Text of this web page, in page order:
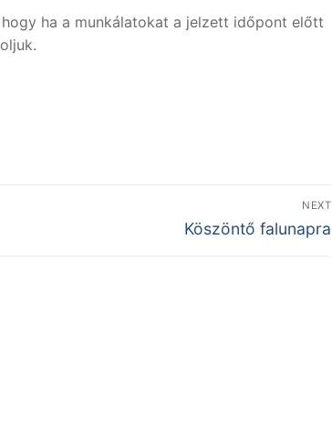
ha a munkálatokat a jelzett időpont előtt
NEXT
Next
Köszöntő falunapra